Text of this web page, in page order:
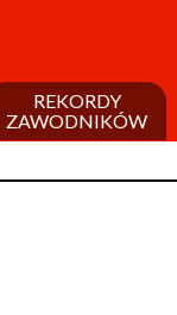
REKORDY
ZAWODNIKÓW